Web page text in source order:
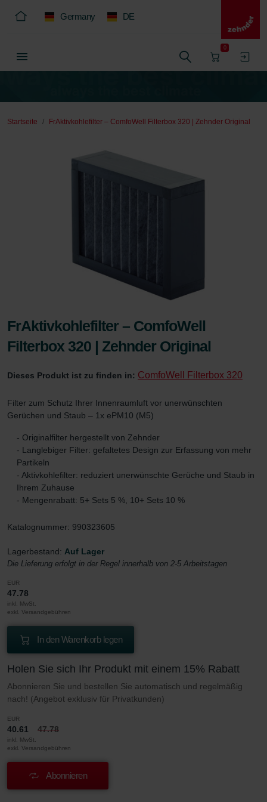
Germany DE
0
Startseite FrAktivkohlefilter – ComfoWell Filterbox 320 | Zehnder Original
FrAktivkohlefilter – ComfoWell
Filterbox 320 | Zehnder Original
Dieses Produkt ist zu finden in: ComfoWell Filterbox 320
Filter zum Schutz Ihrer Innenraumluft vor unerwünschten
Gerüchen und Staub – 1x ePM10 (M5)
- Originalfilter hergestellt von Zehnder
- Langlebiger Filter: gefaltetes Design zur Erfassung von mehr
Partikeln
- Aktivkohlefilter: reduziert unerwünschte Gerüche und Staub in
Ihrem Zuhause
- Mengenrabatt: 5+ Sets 5 %, 10+ Sets 10 %
Katalognummer: 990323605
Lagerbestand: Auf Lager
Die Lieferung erfolgt in der Regel innerhalb von 2-5 Arbeitstagen
EUR
47.78
inkl. MwSt.
exkl. Versandgebühren
In den Warenkorb legen
Holen Sie sich Ihr Produkt mit einem 15% Rabatt
Abonnieren Sie und bestellen Sie automatisch und regelmäßig
nach! (Angebot exklusiv für Privatkunden)
EUR
40.61 47.78
inkl. MwSt.
exkl. Versandgebühren
Abonnieren